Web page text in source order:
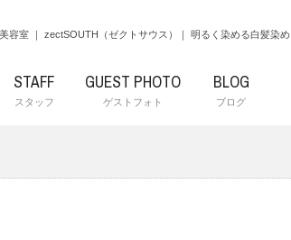
容室 ｜ zectSOUTH（ゼクトサウス）｜ 明るく染める白髪染め
STAFF
スタッフ
GUEST PHOTO
ゲストフォト
BLOG
ブログ